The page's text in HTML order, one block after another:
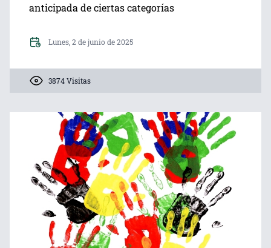
anticipada de ciertas categorías
Lunes, 2 de junio de 2025
3874 Visitas